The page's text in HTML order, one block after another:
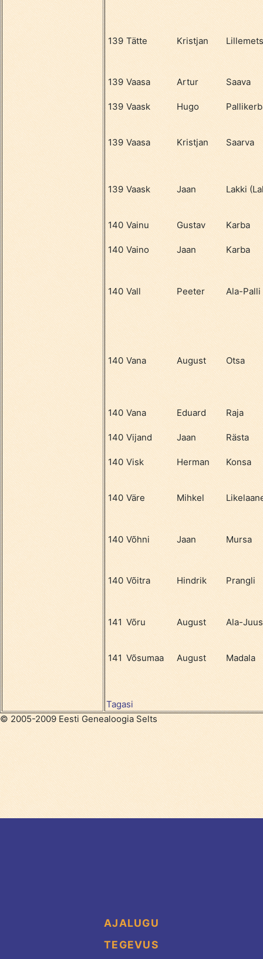
139 Tätte Kristjan
139 Vaasa Artur Saava
139 Vaask Hugo
139 Vaasa Kristjan Saarva
139 Vaask Jaan Lakki
140 Vainu Gustav Karba
140 Vaino Jaan Karba
140 Vall Peeter Ala-Palli
140 Vana August Otsa
140 Vana Eduard Raja
140 Vijand Jaan Rästa
140 Visk Herman Konsa
140 Väre Mihkel
140 Võhni Jaan Mursa
140 Võitra Hindrik Prangli
141 Võru August Ala-
141 Võsumaa August Madala
Tagasi
© 2005-2009 Eesti Genealoogia Selts
AJALUGU
TEGEVUS